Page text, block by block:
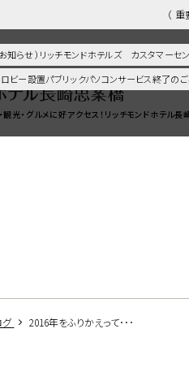
（
お知らせ ）リッチモンドホテルズ カスタマー
ロビー設置パブリックパソコンサービス終了のご
光・グルメに好アクセス！リッチモンドホテル長
グ 2016年をふりかえって･･･